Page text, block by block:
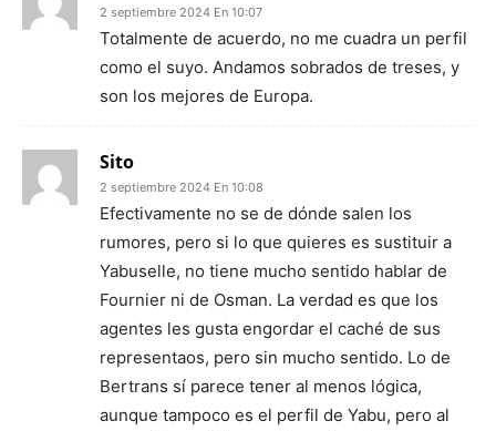
2 septiembre 2024 En 10:07
Totalmente de acuerdo, no me cuadra un perfil
como el suyo. Andamos sobrados de treses, y
son los mejores de Europa.
Sito
2 septiembre 2024 En 10:08
Efectivamente no se de dónde salen los
rumores, pero si lo que quieres es sustituir a
Yabuselle, no tiene mucho sentido hablar de
Fournier ni de Osman. La verdad es que los
agentes les gusta engordar el caché de sus
representaos, pero sin mucho sentido. Lo de
Bertrans sí parece tener al menos lógica,
aunque tampoco es el perfil de Yabu, pero al